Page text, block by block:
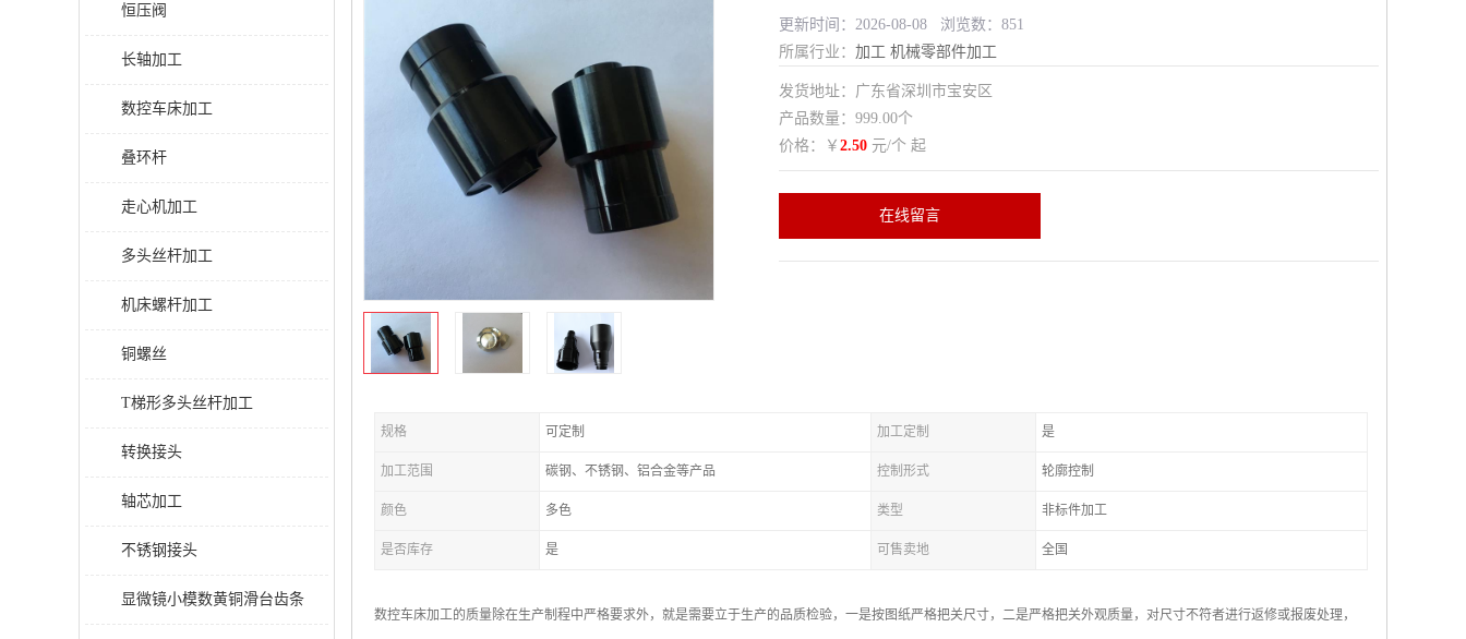
恒压阀
长轴加工
数控车床加工
叠环杆
走心机加工
多头丝杆加工
机床螺杆加工
铜螺丝
T梯形多头丝杆加工
转换接头
轴芯加工
不锈钢接头
显微镜小模数黄铜滑台齿条
更新时间：2026-08-08 浏览数：851
所属行业： 加工 机械零部件加工
发货地址：广东省深圳市宝安区
产品数量：999.00个
价格：￥ 2.50 元/个 起
在线留言
规格 可定制 加工定制 是
加工范围 碳钢、不锈钢、铝合金等产品 控制形式 轮廓控制
颜色 多色 类型 非标件加工
是否库存 是 可售卖地 全国
数控车床加工的质量除在生产制程中严格要求外，就是需要立于生产的品质检验，一是按图纸严格把关尺寸，二是严格把关外观质量，对尺寸不符者进行返修或报废处理，